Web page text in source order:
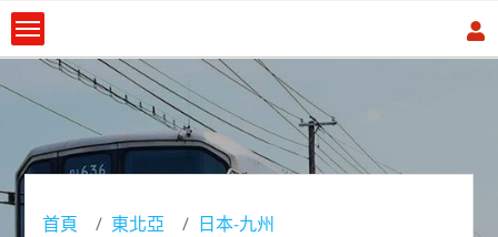
首頁 東北亞
日本-九州